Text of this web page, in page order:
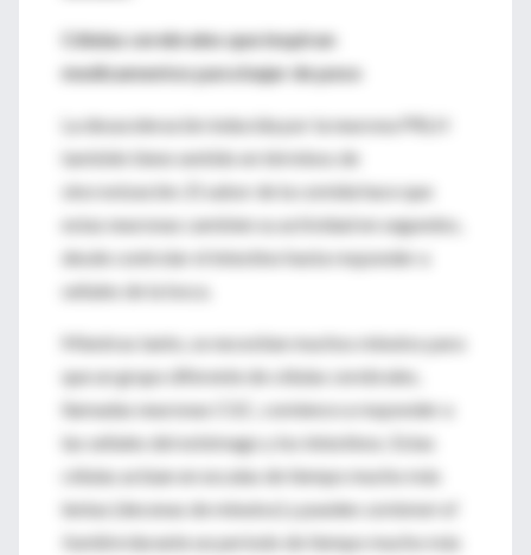
Células cerebrales que inspiran
medicamentos para bajar de peso
La desaceleración inducida por la neurona PRLH
también tiene sentido en términos de
sincronización. El sabor de la comida hace que
estas neuronas cambien su actividad en segundos,
desde controlar el intestino hasta responder a
señales de la boca.
Mientras tanto, se necesitan muchos minutos para
que un grupo diferente de células cerebrales,
llamadas neuronas CGC, comience a responder a
las señales del estómago y los intestinos. Estas
células actúan en escalas de tiempo mucho más
lentas (decenas de minutos) y pueden
contener el
hambredurante un período de tiempo mucho más